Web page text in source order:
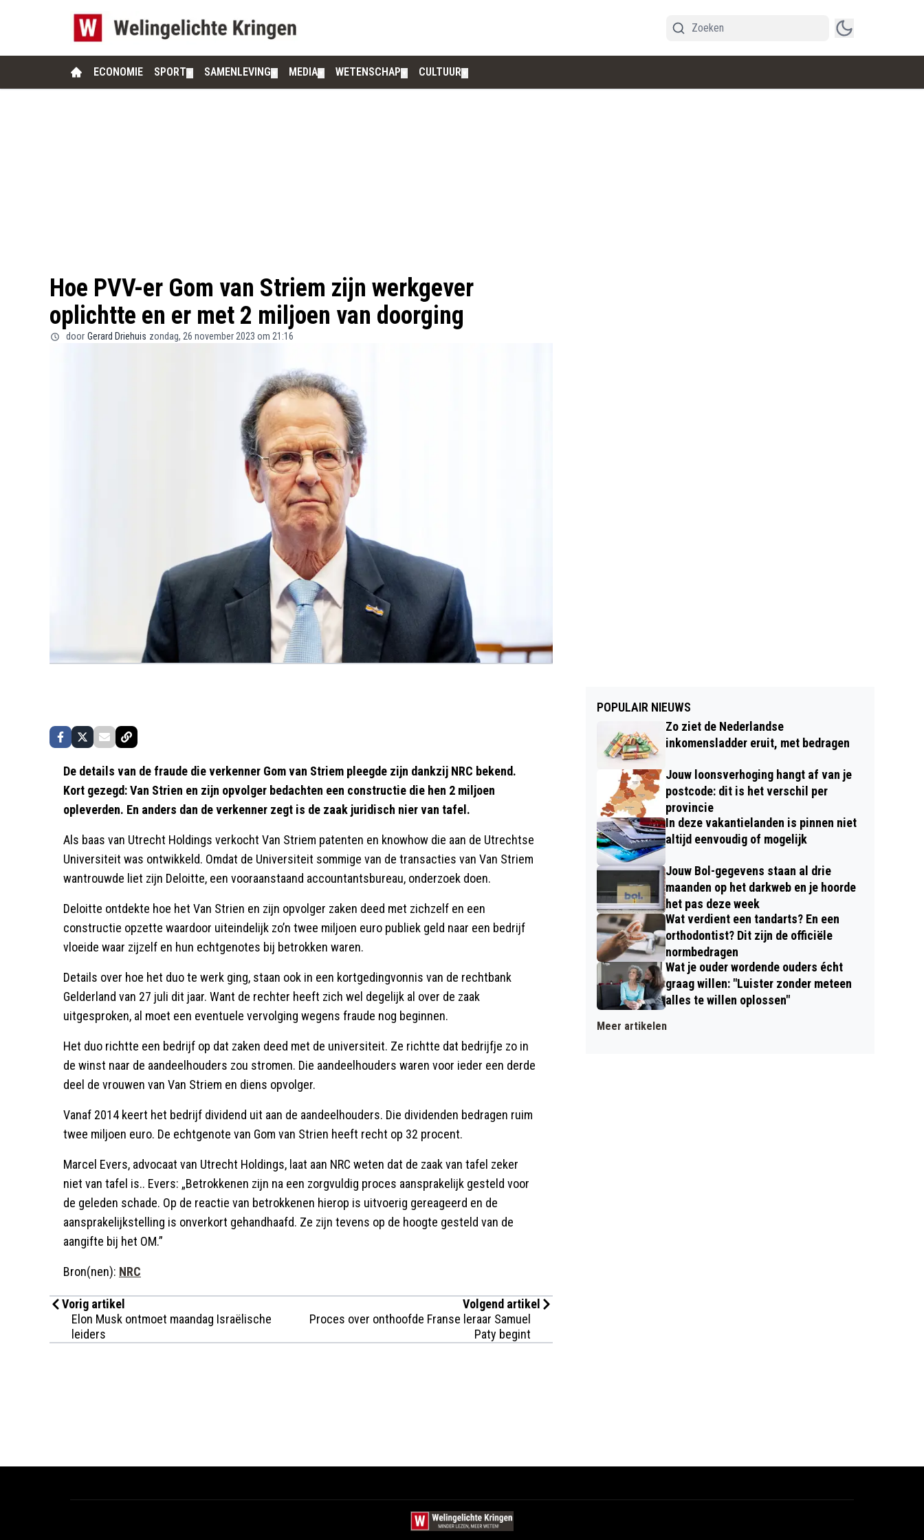
ECONOMIE SPORT SAMENLEVING MEDIA WETENSCHAP CULTUUR
Hoe PVV-er Gom van Striem zijn werkgever
oplichtte en er met 2 miljoen van doorging
door Gerard Driehuis zondag, 26 november 2023 om 21:16
De details van de fraude die verkenner Gom van Striem pleegde zijn dankzij NRC bekend.
Kort gezegd: Van Strien en zijn opvolger bedachten een constructie die hen 2 miljoen
opleverden. En anders dan de verkenner zegt is de zaak juridisch nier van tafel.
Als baas van Utrecht Holdings verkocht Van Striem patenten en knowhow die aan de Utrechtse
Universiteit was ontwikkeld. Omdat de Universiteit sommige van de transacties van Van Striem
wantrouwde liet zijn Deloitte, een vooraanstaand accountantsbureau, onderzoek doen.
Deloitte ontdekte hoe het Van Strien en zijn opvolger zaken deed met zichzelf en een
constructie opzette waardoor uiteindelijk zo’n twee miljoen euro publiek geld naar een bedrijf
vloeide waar zijzelf en hun echtgenotes bij betrokken waren.
Details over hoe het duo te werk ging, staan ook in een kortgedingvonnis van de rechtbank
Gelderland van 27 juli dit jaar. Want de rechter heeft zich wel degelijk al over de zaak
uitgesproken, al moet een eventuele vervolging wegens fraude nog beginnen.
Het duo richtte een bedrijf op dat zaken deed met de universiteit. Ze richtte dat bedrijfje zo in
de winst naar de aandeelhouders zou stromen. Die aandeelhouders waren voor ieder een derde
deel de vrouwen van Van Striem en diens opvolger.
Vanaf 2014 keert het bedrijf dividend uit aan de aandeelhouders. Die dividenden bedragen ruim
twee miljoen euro. De echtgenote van Gom van Strien heeft recht op 32 procent.
Marcel Evers, advocaat van Utrecht Holdings, laat aan NRC weten dat de zaak van tafel zeker
niet van tafel is.. Evers: „Betrokkenen zijn na een zorgvuldig proces aansprakelijk gesteld voor
de geleden schade. Op de reactie van betrokkenen hierop is uitvoerig gereageerd en de
aansprakelijkstelling is onverkort gehandhaafd. Ze zijn tevens op de hoogte gesteld van de
aangifte bij het OM.”
Bron(nen): NRC
Vorig artikel
Elon Musk ontmoet maandag Israëlische
leiders
Volgend artikel
Proces over onthoofde Franse leraar Samuel
Paty begint
POPULAIR NIEUWS
Zo ziet de Nederlandse
inkomensladder eruit, met bedragen
Jouw loonsverhoging hangt af van je
postcode: dit is het verschil per
provincie
In deze vakantielanden is pinnen niet
altijd eenvoudig of mogelijk
Jouw Bol-gegevens staan al drie
maanden op het darkweb en je hoorde
het pas deze week
Wat verdient een tandarts? En een
orthodontist? Dit zijn de officiële
normbedragen
Wat je ouder wordende ouders écht
graag willen: "Luister zonder meteen
alles te willen oplossen"
Meer artikelen